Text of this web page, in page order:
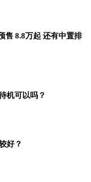
售 8.8万起 还有中置排
机可以吗？
好？